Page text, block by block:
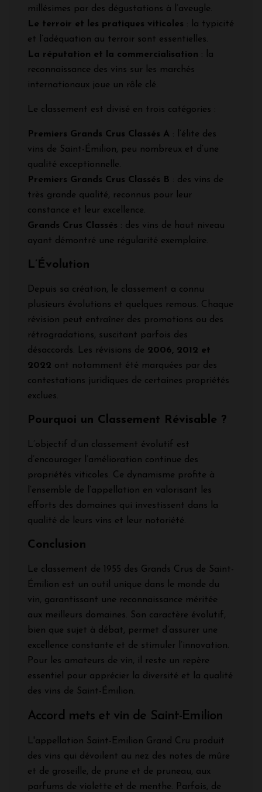
millésimes par des dégustations à l’aveugle.
Le terroir et les pratiques viticoles : la typicité
et l’adéquation au terroir sont essentielles.
La réputation et la commercialisation : la
reconnaissance des vins sur les marchés
internationaux joue un rôle clé.
Le classement est divisé en trois catégories :
Premiers Grands Crus Classés A : l’élite des
vins de Saint-Émilion, peu nombreux et d’une
qualité exceptionnelle.
Premiers Grands Crus Classés B : des vins de
très grande qualité, reconnus pour leur
constance et leur excellence.
Grands Crus Classés : des vins de haut niveau
ayant démontré une régularité exemplaire.
L’Évolution
Depuis sa création, le classement a connu
plusieurs évolutions et quelques remous. Chaque
révision peut entraîner des promotions ou des
rétrogradations, suscitant parfois des
désaccords. Les révisions de 2006, 2012 et
2022 ont notamment été marquées par des
contestations juridiques de certaines propriétés
exclues.
Pourquoi un Classement Révisable ?
L’objectif d’un classement évolutif est
d’encourager l’amélioration continue des
propriétés viticoles. Ce dynamisme profite à
l’ensemble de l’appellation en valorisant les
efforts des domaines qui investissent dans la
qualité de leurs vins et leur notoriété.
Conclusion
Le classement de 1955 des Grands Crus de Saint-
Émilion est un outil unique dans le monde du
vin, garantissant une reconnaissance méritée
aux meilleurs domaines. Son caractère évolutif,
bien que sujet à débat, permet d’assurer une
excellence constante et de stimuler l’innovation.
Pour les amateurs de vin, il reste un repère
essentiel pour apprécier la diversité et la qualité
des vins de Saint-Émilion.
Accord mets et vin de Saint-Emilion
L'appellation Saint-Emilion Grand Cru produit
des vins qui dévoilent au nez des notes de mûre
et de groseille, de prune et de pruneau, aux
parfums de violette et de menthe. Parfois, de